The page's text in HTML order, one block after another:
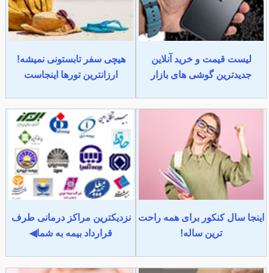
لیست قیمت و خرید آنلاین
جدیدترین گوشی های بازار
هیچی سفر تابستونی نمیشه!
ارزانترین تورها اینجاست
اینجا سال کنکور برای همه راحت
ترین ساله!
نزدیکترین مراکز درمانی طرف
قرارداد بیمه به شما◀